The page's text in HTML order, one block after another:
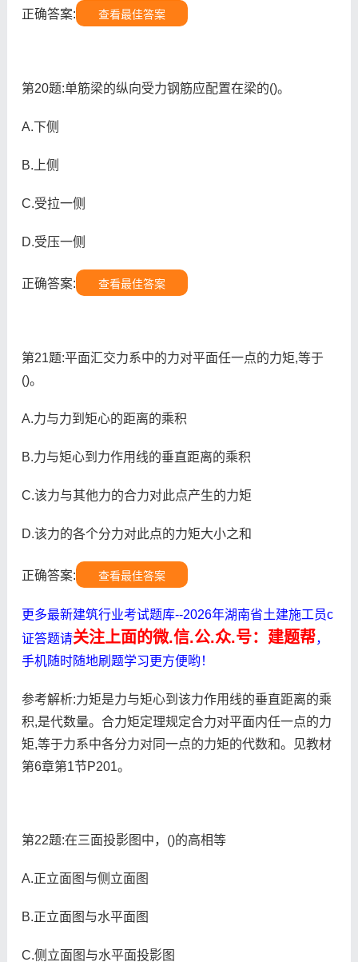
正确答案: 查看最佳答案
第20题:单筋梁的纵向受力钢筋应配置在梁的()。
A.下侧
B.上侧
C.受拉一侧
D.受压一侧
正确答案: 查看最佳答案
第21题:平面汇交力系中的力对平面任一点的力矩,等于
()。
A.力与力到矩心的距离的乘积
B.力与矩心到力作用线的垂直距离的乘积
C.该力与其他力的合力对此点产生的力矩
D.该力的各个分力对此点的力矩大小之和
正确答案: 查看最佳答案
更多最新建筑行业考试题库--2026年湖南省土建施工员c
证答题请关注上面的微.信.公.众.号：建题帮，
手机随时随地刷题学习更方便哟！
参考解析:力矩是力与矩心到该力作用线的垂直距离的乘
积,是代数量。合力矩定理规定合力对平面内任一点的力
矩,等于力系中各分力对同一点的力矩的代数和。见教材
第6章第1节P201。
第22题:在三面投影图中，()的高相等
A.正立面图与侧立面图
B.正立面图与水平面图
C.侧立面图与水平面投影图